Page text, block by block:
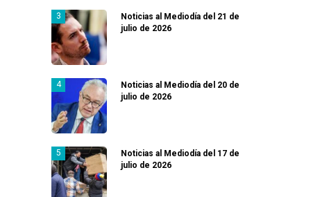
Noticias al Mediodía del 21 de
julio de 2026
Noticias al Mediodía del 20 de
julio de 2026
Noticias al Mediodía del 17 de
julio de 2026